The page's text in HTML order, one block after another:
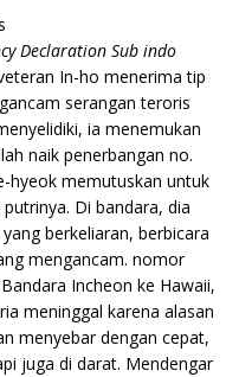
Declaration Sub indo
In-ho menerima tip
serangan teroris
ia menemukan
naik penerbangan no.
hyeok memutuskan untuk
Di bandara, dia
berkeliaran, berbicara
mengancam. nomor
Incheon ke Hawaii,
meninggal karena alasan
menyebar dengan cepat,
juga di darat. Mendengar